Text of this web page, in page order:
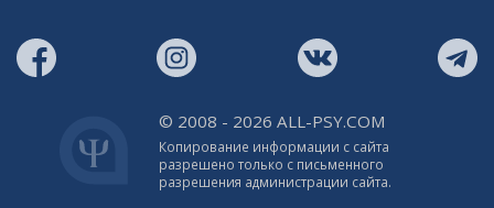
© 2008 - 2026 ALL-PSY.COM
Копирование информации с сайта
разрешено только с письменного
разрешения администрации сайта.